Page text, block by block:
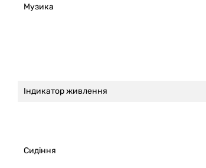
Музика
Індикатор живлення
Сидіння